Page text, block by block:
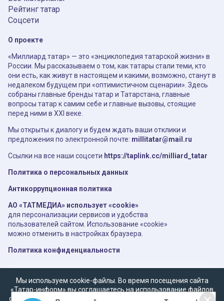
Рейтинг татар
Соцсети
О проекте
«Миллиард.татар» — это «энциклопедия татарской жизни» в
России. Мы рассказываем о том, как татары стали теми, кто
они есть, как живут в настоящем и какими, возможно, станут в
недалеком будущем при «оптимистичном сценарии». Здесь
собраны главные бренды татар и Татарстана, главные
вопросы татар к самим себе и главные вызовы, стоящие
перед ними в XXI веке.
Мы открыты к диалогу и будем ждать ваши отклики и
предложения по электронной почте: millitatar@mail.ru
Ссылки на все наши соцсети https://taplink.cc/milliard_tatar
Политика о персональных данных
Антикоррупционная политика
АО «ТАТМЕДИА» использует «cookie»
для персонализации сервисов и удобства
пользователей сайтом. Использование «cookie»
можно отменить в настройках браузера.
Политика конфиденциальности
Мы используем cookie-файлы. Во время посещения сайта
«Татар-информ» вы соглашаетесь на использование файлов
cookie в соответствии с настоящим уведомлением, согласием